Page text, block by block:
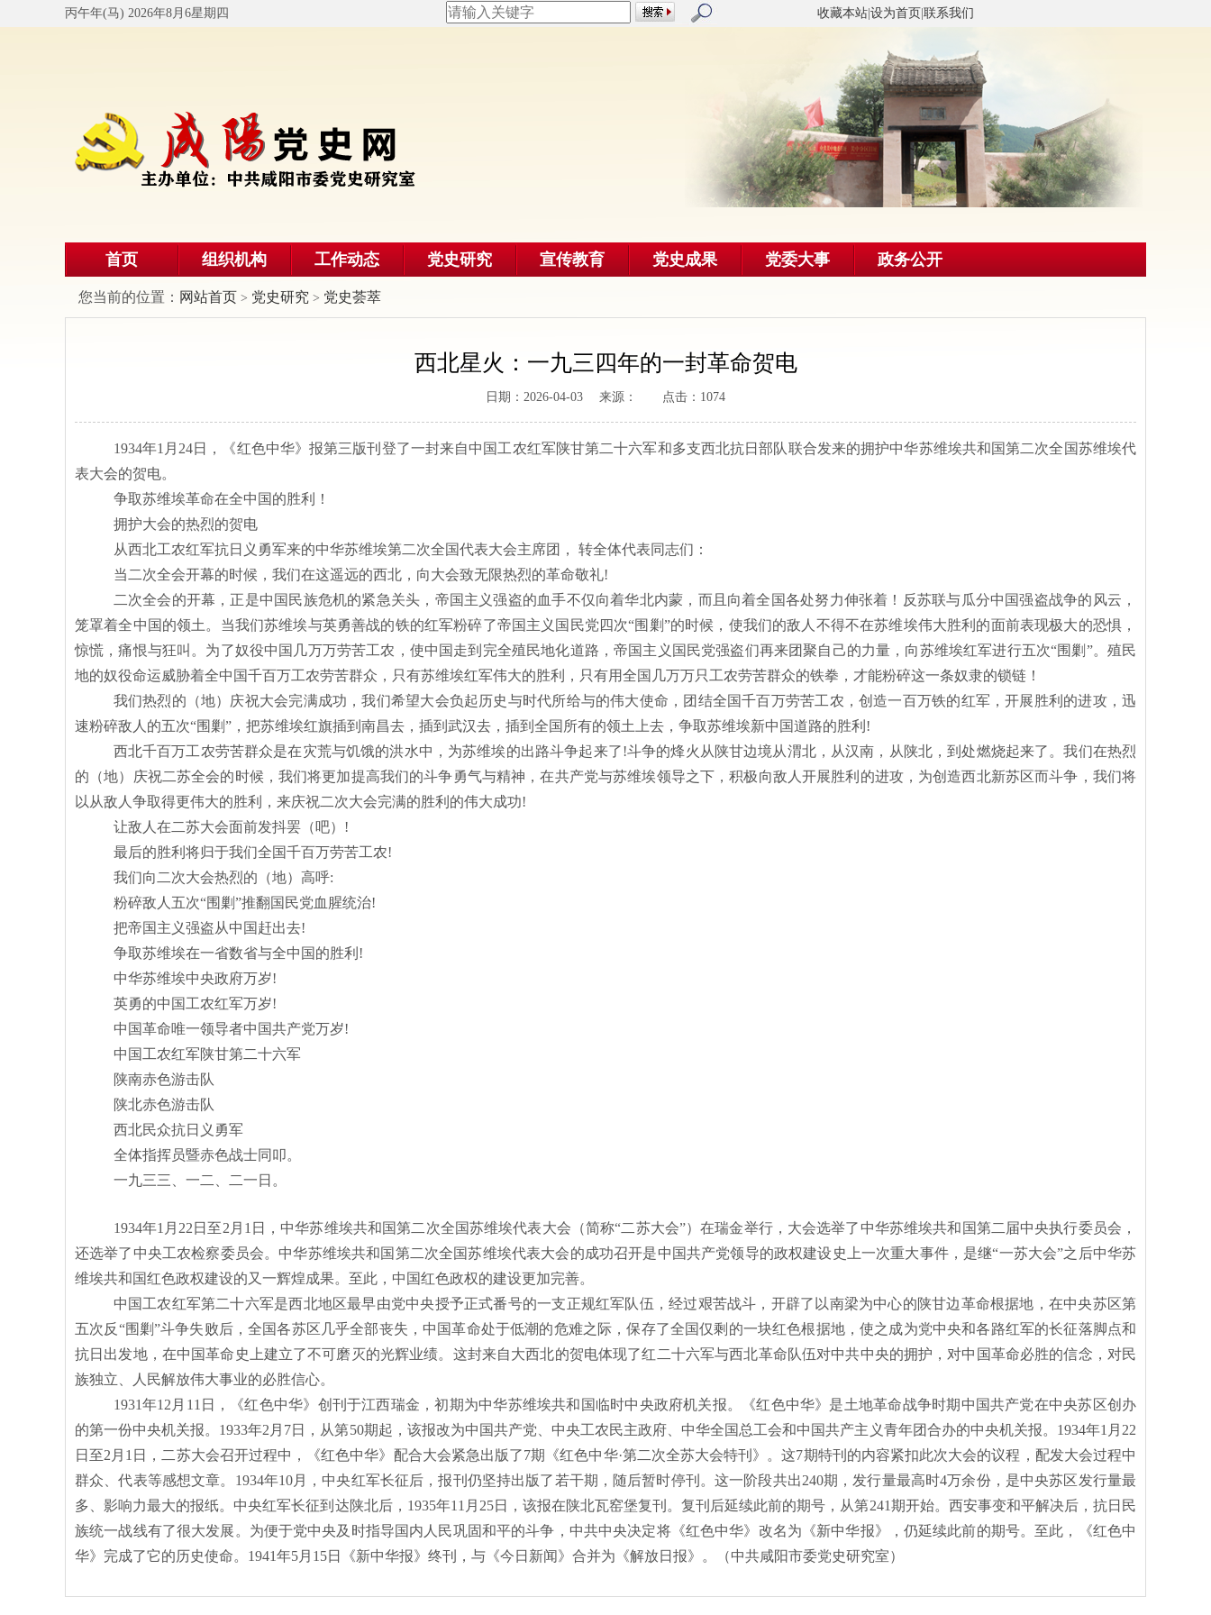
丙午年(马) 2026年8月6星期四 收藏本站 设为首页 联系我们
首页 组织机构 工作动态 党史研究 宣传教育 党史成果 党委大事 政务公开
您当前的位置： 网站首页 > 党史研究 > 党史荟萃
西北星火：一九三四年的一封革命贺电
日期：2026-04-03 来源： 点击：1074
1934年1月24日，《红色中华》报第三版刊登了一封来自中国工农红军陕甘第二十六军和多支西北抗日部队联合发来的拥护中华苏维埃共和国第二次全国苏维埃代
表大会的贺电。
争取苏维埃革命在全中国的胜利！
拥护大会的热烈的贺电
从西北工农红军抗日义勇军来的中华苏维埃第二次全国代表大会主席团，
转全体代表同志们：
当二次全会开幕的时候，我们在这遥远的西北，向大会致无限热烈的革命敬礼!
二次全会的开幕，正是中国民族危机的紧急关头，帝国主义强盗的血手不仅向着华北内蒙，而且向着全国各处努力伸张着！反苏联与瓜分中国强盗战争的风云，
笼罩着全中国的领土。当我们苏维埃与英勇善战的铁的红军粉碎了帝国主义国民党四次“围剿”的时候，使我们的敌人不得不在苏维埃伟大胜利的面前表现极大的恐惧，
惊慌，痛恨与狂叫。为了奴役中国几万万劳苦工农，使中国走到完全殖民地化道路，帝国主义国民党强盗们再来团聚自己的力量，向苏维埃红军进行五次“围剿”。殖民
地的奴役命运威胁着全中国千百万工农劳苦群众，只有苏维埃红军伟大的胜利，只有用全国几万万只工农劳苦群众的铁拳，才能粉碎这一条奴隶的锁链！
我们热烈的（地）庆祝大会完满成功，我们希望大会负起历史与时代所给与的伟大使命，团结全国千百万劳苦工农，创造一百万铁的红军，开展胜利的进攻，迅
速粉碎敌人的五次“围剿”，把苏维埃红旗插到南昌去，插到武汉去，插到全国所有的领土上去，争取苏维埃新中国道路的胜利!
西北千百万工农劳苦群众是在灾荒与饥饿的洪水中，为苏维埃的出路斗争起来了!斗争的烽火从陕甘边境从渭北，从汉南，从陕北，到处燃烧起来了。我们在热烈
的（地）庆祝二苏全会的时候，我们将更加提高我们的斗争勇气与精神，在共产党与苏维埃领导之下，积极向敌人开展胜利的进攻，为创造西北新苏区而斗争，我们将
以从敌人争取得更伟大的胜利，来庆祝二次大会完满的胜利的伟大成功!
让敌人在二苏大会面前发抖罢（吧） !
最后的胜利将归于我们全国千百万劳苦工农!
我们向二次大会热烈的（地）高呼:
粉碎敌人五次“围剿”推翻国民党血腥统治!
把帝国主义强盗从中国赶出去!
争取苏维埃在一省数省与全中国的胜利 !
中华苏维埃中央政府万岁!
英勇的中国工农红军万岁!
中国革命唯一领导者中国共产党万岁!
中国工农红军陕甘第二十六军
陕南赤色游击队
陕北赤色游击队
西北民众抗日义勇军
全体指挥员暨赤色战士同叩。
一九三三、一二、二一日。
1934年1月22日至2月1日，中华苏维埃共和国第二次全国苏维埃代表大会（简称“二苏大会”）在瑞金举行，大会选举了中华苏维埃共和国第二届中央执行委员会，
还选举了中央工农检察委员会。中华苏维埃共和国第二次全国苏维埃代表大会的成功召开是中国共产党领导的政权建设史上一次重大事件，是继“一苏大会”之后中华苏
维埃共和国红色政权建设的又一辉煌成果。至此，中国红色政权的建设更加完善。
中国工农红军第二十六军是西北地区最早由党中央授予正式番号的一支正规红军队伍，经过艰苦战斗，开辟了以南梁为中心的陕甘边革命根据地，在中央苏区第
五次反 “围剿”斗争失败后，全国各苏区几乎全部丧失，中国革命处于低潮的危难之际，保存了全国仅剩的一块红色根据地，使之成为党中央和各路红军的长征落脚点和
抗日出发地，在中国革命史上建立了不可磨灭的光辉业绩。这封来自大西北的贺电体现了红二十六军与西北革命队伍对中共中央的拥护，对中国革命必胜的信念，对民
族独立、人民解放伟大事业的必胜信心。
1931年12月11日，《红色中华》创刊于江西瑞金，初期为中华苏维埃共和国临时中央政府机关报。《红色中华》是土地革命战争时期中国共产党在中央苏区创办
的第一份中央机关报。1933年2月7日，从第50期起，该报改为中国共产党、中央工农民主政府、中华全国总工会和中国共产主义青年团合办的中央机关报。1934年1月22
日至2月1日，二苏大会召开过程中，《红色中华》配合大会紧急出版了7期《红色中华·第二次全苏大会特刊》。这7期特刊的内容紧扣此次大会的议程，配发大会过程中
群众、代表等感想文章。1934年10月，中央红军长征后，报刊仍坚持出版了若干期，随后暂时停刊。这一阶段共出240期，发行量最高时4万余份，是中央苏区发行量最
多、影响力最大的报纸。中央红军长征到达陕北后，1935年11月25日，该报在陕北瓦窑堡复刊。复刊后延续此前的期号，从第241期开始。西安事变和平解决后，抗日民
族统一战线有了很大发展。为便于党中央及时指导国内人民巩固和平的斗争，中共中央决定将《红色中华》改名为《新中华报》，仍延续此前的期号。至此，《红色中
华》完成了它的历史使命。1941年5月15日《新中华报》终刊，与《今日新闻》合并为《解放日报》。
（中共咸阳市委党史研究室）